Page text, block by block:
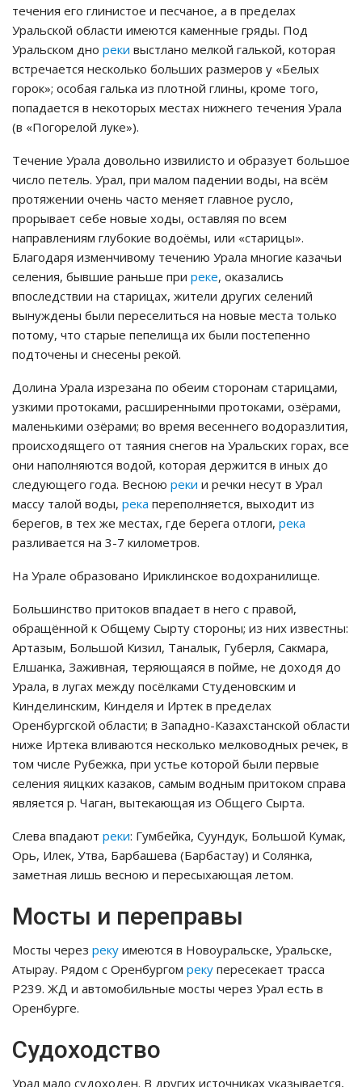
течения его глинистое и песчаное, а в пределах
Уральской области имеются каменные гряды. Под
Уральском дно реки выстлано мелкой галькой, которая
встречается несколько больших размеров у «Белых
горок»; особая галька из плотной глины, кроме того,
попадается в некоторых местах нижнего течения Урала
(в «Погорелой луке»).
Течение Урала довольно извилисто и образует большое
число петель. Урал, при малом падении воды, на всём
протяжении очень часто меняет главное русло,
прорывает себе новые ходы, оставляя по всем
направлениям глубокие водоёмы, или «старицы».
Благодаря изменчивому течению Урала многие казачьи
селения, бывшие раньше при реке, оказались
впоследствии на старицах, жители других селений
вынуждены были переселиться на новые места только
потому, что старые пепелища их были постепенно
подточены и снесены рекой.
Долина Урала изрезана по обеим сторонам старицами,
узкими протоками, расширенными протоками, озёрами,
маленькими озёрами; во время весеннего водоразлития,
происходящего от таяния снегов на Уральских горах, все
они наполняются водой, которая держится в иных до
следующего года. Весною реки и речки несут в Урал
массу талой воды, река переполняется, выходит из
берегов, в тех же местах, где берега отлоги, река
разливается на 3-7 километров.
На Урале образовано Ириклинское водохранилище.
Большинство притоков впадает в него с правой,
обращённой к Общему Сырту стороны; из них известны:
Артазым, Большой Кизил, Таналык, Губерля, Сакмара,
Елшанка, Заживная, теряющаяся в пойме, не доходя до
Урала, в лугах между посёлками Студеновским и
Кинделинским, Кинделя и Иртек в пределах
Оренбургской области; в Западно-Казахстанской области
ниже Иртека вливаются несколько мелководных речек, в
том числе Рубежка, при устье которой были первые
селения яицких казаков, самым водным притоком справа
является р. Чаган, вытекающая из Общего Сырта.
Слева впадают реки: Гумбейка, Суундук, Большой Кумак,
Орь, Илек, Утва, Барбашева (Барбастау) и Солянка,
заметная лишь весною и пересыхающая летом.
Мосты и переправы
Мосты через реку имеются в Новоуральске, Уральске,
Атырау. Рядом с Оренбургом реку пересекает трасса
Р239. ЖД и автомобильные мосты через Урал есть в
Оренбурге.
Судоходство
Урал мало судоходен. В других источниках указывается,